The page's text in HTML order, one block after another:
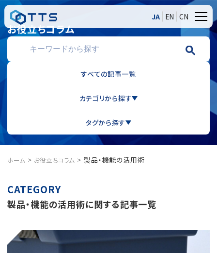
CN
EN
JA
お役立ちコラム
すべての記事一覧
カテゴリから探す
タグから探す
ホーム お役立ちコラム 製品・機能の活用術
製品・機能の活用術に関する記事一覧